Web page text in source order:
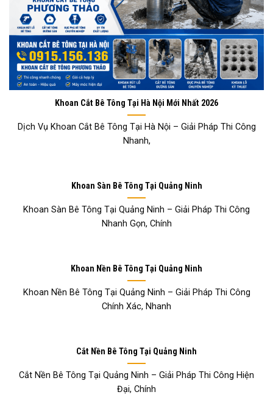
Khoan Cắt Bê Tông Tại Hà Nội Mới Nhất 2026
Dịch Vụ Khoan Cắt Bê Tông Tại Hà Nội – Giải Pháp Thi Công
Nhanh,
Khoan Sàn Bê Tông Tại Quảng Ninh
Khoan Sàn Bê Tông Tại Quảng Ninh – Giải Pháp Thi Công
Nhanh Gọn, Chính
Khoan Nền Bê Tông Tại Quảng Ninh
Khoan Nền Bê Tông Tại Quảng Ninh – Giải Pháp Thi Công
Chính Xác, Nhanh
Cắt Nền Bê Tông Tại Quảng Ninh
Cắt Nền Bê Tông Tại Quảng Ninh – Giải Pháp Thi Công Hiện
Đại, Chính